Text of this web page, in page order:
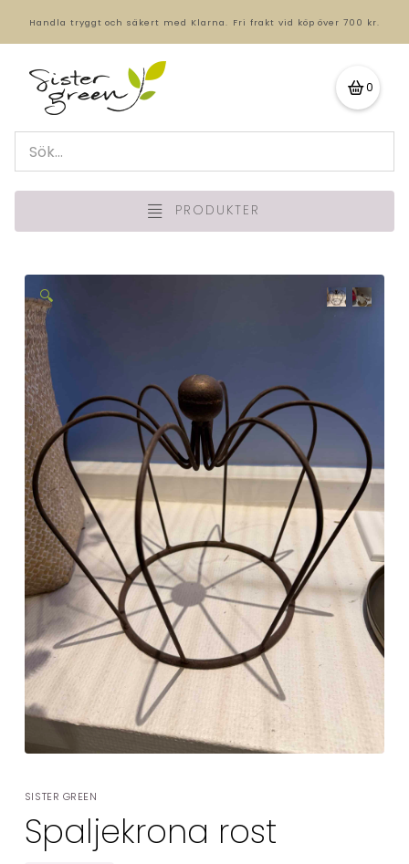
Handla tryggt och säkert med Klarna. Fri frakt vid köp över 700 kr.
0
PRODUKTER
🔍
SISTER GREEN
Spaljekrona rost